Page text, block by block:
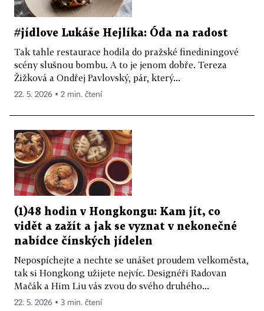
#jídlove Lukáše Hejlíka: Óda na radost
Tak tahle restaurace hodila do pražské finediningové
scény slušnou bombu. A to je jenom dobře. Tereza
Žižková a Ondřej Pavlovský, pár, který...
22. 5. 2026 ▪ 2 min. čtení
(1)48 hodin v Hongkongu: Kam jít, co
vidět a zažít a jak se vyznat v nekonečné
nabídce čínských jídelen
Nepospíchejte a nechte se unášet proudem velkoměsta,
tak si Hongkong užijete nejvíc. Designéři Radovan
Mačák a Him Liu vás zvou do svého druhého...
22. 5. 2026 ▪ 3 min. čtení